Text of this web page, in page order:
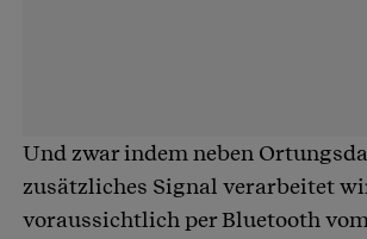
Und zwar indem neben
zusätzliches Signal verarbeitet
voraussichtlich per Bluetooth